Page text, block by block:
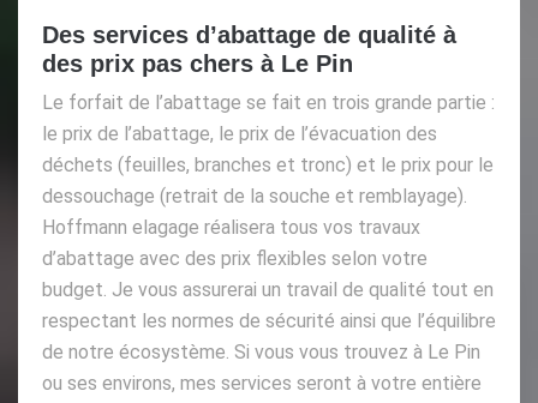
Des services d’abattage de qualité à
des prix pas chers à Le Pin
Le forfait de l’abattage se fait en trois grande partie :
le prix de l’abattage, le prix de l’évacuation des
déchets (feuilles, branches et tronc) et le prix pour le
dessouchage (retrait de la souche et remblayage).
Hoffmann elagage réalisera tous vos travaux
d’abattage avec des prix flexibles selon votre
budget. Je vous assurerai un travail de qualité tout en
respectant les normes de sécurité ainsi que l’équilibre
de notre écosystème. Si vous vous trouvez à Le Pin
ou ses environs, mes services seront à votre entière